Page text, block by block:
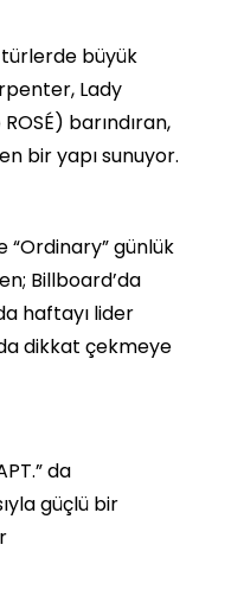
türlerde büyük
Lady
barındıran,
bir yapı sunuyor.
“Ordinary” günlük
Billboard’da
haftayı lider
dikkat çekmeye
da
güçlü bir